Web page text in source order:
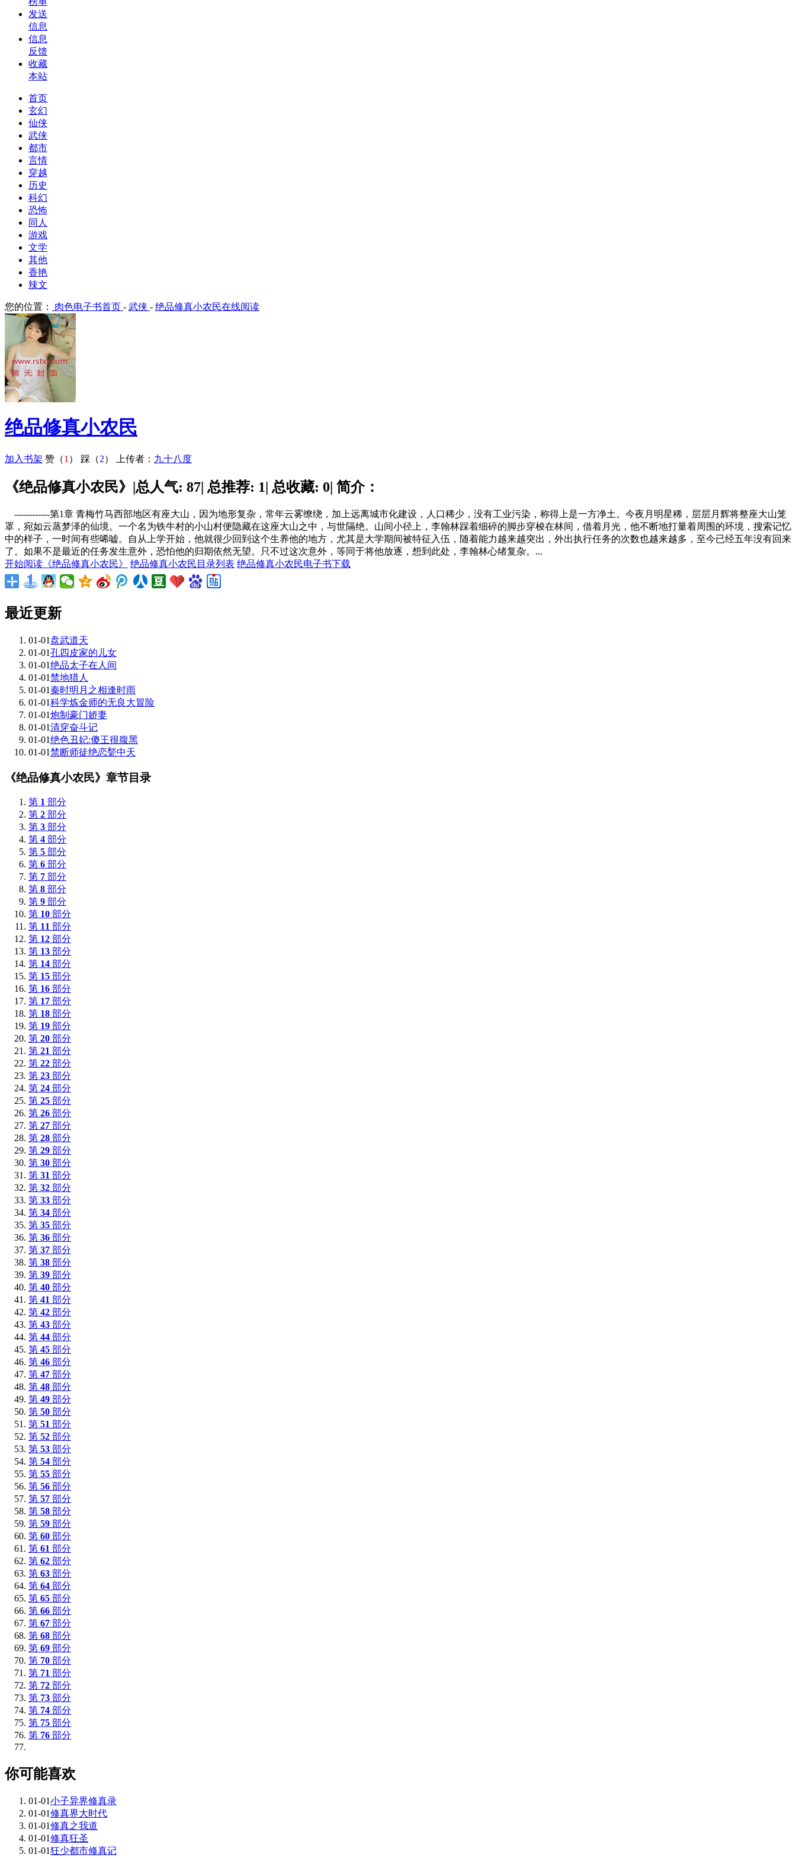
发送
信息
信息
反馈
收藏
本站
首页
玄幻
仙侠
武侠
都市
言情
穿越
历史
科幻
恐怖
同人
游戏
文学
其他
香艳
辣文
您的位置： 肉色电子书首页 - 武侠 - 绝品修真小农民在线阅读
绝品修真小农民
加入书架 赞（1 ） 踩（2） 上传者： 九十八度
《绝品修真小农民》|总人气: 87| 总推荐: 1| 总收藏: 0| 简介：
------------第1章 青梅竹马西部地区有座大山，因为地形复杂，常年云雾缭绕，加上远离城市化建设，人口稀少，没有工业污染，称得上是一方净土。今夜月明星稀，层层月辉将整座大山笼
罩，宛如云蒸梦泽的仙境。一个名为铁牛村的小山村便隐藏在这座大山之中，与世隔绝。山间小径上，李翰林踩着细碎的脚步穿梭在林间，借着月光，他不断地打量着周围的环境，搜索记忆
中的样子，一时间有些唏嘘。自从上学开始，他就很少回到这个生养他的地方，尤其是大学期间被特征入伍，随着能力越来越突出，外出执行任务的次数也越来越多，至今已经五年没有回来
了。如果不是最近的任务发生意外，恐怕他的归期依然无望。只不过这次意外，等同于将他放逐，想到此处，李翰林心绪复杂。...
开始阅读《绝品修真小农民》
绝品修真小农民目录列表 绝品修真小农民电子书下载
最近更新
01-01盘武道天
01-01孔四皮家的儿女
01-01绝品太子在人间
01-01禁地猎人
01-01秦时明月之相逢时雨
01-01科学炼金师的无良大冒险
01-01炮制豪门娇妻
01-01清穿奋斗记
01-01绝色丑妃:傻王很腹黑
01-01禁断师徒绝恋甃中天
《绝品修真小农民》章节目录
第 1 部分
第 2 部分
第 3 部分
第 4 部分
第 5 部分
第 6 部分
第 7 部分
第 8 部分
第 9 部分
第 10 部分
第 11 部分
第 12 部分
第 13 部分
第 14 部分
第 15 部分
第 16 部分
第 17 部分
第 18 部分
第 19 部分
第 20 部分
第 21 部分
第 22 部分
第 23 部分
第 24 部分
第 25 部分
第 26 部分
第 27 部分
第 28 部分
第 29 部分
第 30 部分
第 31 部分
第 32 部分
第 33 部分
第 34 部分
第 35 部分
第 36 部分
第 37 部分
第 38 部分
第 39 部分
第 40 部分
第 41 部分
第 42 部分
第 43 部分
第 44 部分
第 45 部分
第 46 部分
第 47 部分
第 48 部分
第 49 部分
第 50 部分
第 51 部分
第 52 部分
第 53 部分
第 54 部分
第 55 部分
第 56 部分
第 57 部分
第 58 部分
第 59 部分
第 60 部分
第 61 部分
第 62 部分
第 63 部分
第 64 部分
第 65 部分
第 66 部分
第 67 部分
第 68 部分
第 69 部分
第 70 部分
第 71 部分
第 72 部分
第 73 部分
第 74 部分
第 75 部分
第 76 部分
你可能喜欢
01-01小子异界修真录
01-01修真界大时代
01-01修真之我道
01-01修真狂圣
01-01狂少都市修真记